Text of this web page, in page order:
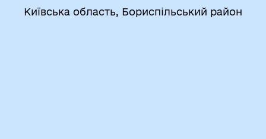
Київська область, Бориспільський район